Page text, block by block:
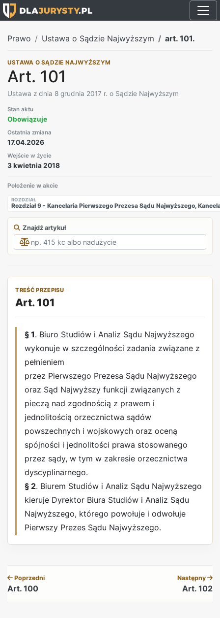
Prawo Ustawa o Sądzie Najwyższym art. 101.
USTAWA O SĄDZIE NAJWYŻSZYM
Art. 101
Ustawa z dnia 8 grudnia 2017 r. o Sądzie Najwyższym
Stan aktu
Obowiązuje
Ostatnia zmiana
17.04.2026
Wejście w życie
3 kwietnia 2018
Położenie w akcie
ROZDZIAŁ
Rozdział 9 - Kancelaria Pierwszego Prezesa Sądu Najwyższego,
Znajdź artykuł
TREŚĆ PRZEPISU
Art. 101
§ 1. Biuro Studiów i Analiz Sądu Najwyższego
wykonuje w szczególności zadania związane z
pełnieniem
przez Pierwszego Prezesa Sądu Najwyższego
oraz Sąd Najwyższy funkcji związanych z
pieczą nad zgodnością z prawem i
jednolitością orzecznictwa sądów
powszechnych i wojskowych oraz oceną
spójności i jednolitości prawa stosowanego
przez sądy, w tym w zakresie orzecznictwa
dyscyplinarnego.
§ 2. Biurem Studiów i Analiz Sądu Najwyższego
kieruje Dyrektor Biura Studiów i Analiz Sądu
Najwyższego, którego powołuje i odwołuje
Pierwszy Prezes Sądu Najwyższego.
Poprzedni
Art. 100
Następny
Art. 102